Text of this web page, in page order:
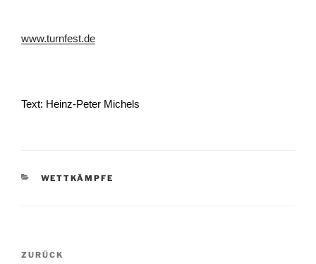
www.turnfest.de
Text: Heinz-Peter Michels
KATEGORIEN
WETTKÄMPFE
Beitragsnavigation
Vorheriger
ZURÜCK